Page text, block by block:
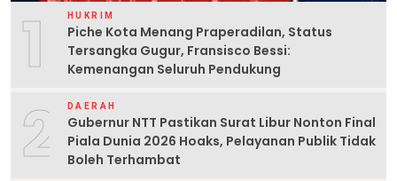
1 HUKRIM
Piche Kota Menang Praperadilan, Status
Tersangka Gugur, Fransisco Bessi:
Kemenangan Seluruh Pendukung
2 DAERAH
Gubernur NTT Pastikan Surat Libur Nonton Final
Piala Dunia 2026 Hoaks, Pelayanan Publik Tidak
Boleh Terhambat